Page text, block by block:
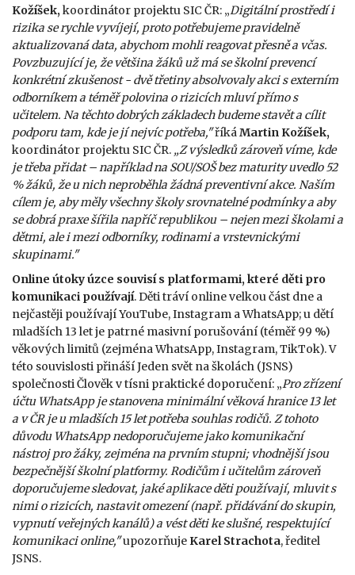
Kožíšek,koordinátor projektu SIC ČR: „Digitální prostředí i
rizika se rychle vyvíjejí, proto potřebujeme pravidelně
aktualizovaná data, abychom mohli reagovat přesně a včas.
Povzbuzující je, že většina žáků už má se školní prevencí
konkrétní zkušenost - dvě třetiny absolvovaly akci s externím
odborníkem a téměř polovina o rizicích mluví přímo s
učitelem. Na těchto dobrých základech budeme stavět a cílit
podporu tam, kde je jí nejvíc potřeba,"říkáMartin Kožíšek,
koordinátor projektu SIC ČR. „Z výsledků zároveň víme, kde
je třeba přidat–například na SOU/SOŠ bez maturity uvedlo 52
% žáků, že u nich neproběhla žádná preventivní akce. Naším
cílem je, aby měly všechny školy srovnatelné podmínky a aby
se dobrá praxe šířila napříč republikou–nejen mezi školami a
dětmi, ale i mezi odborníky, rodinami a vrstevnickými
skupinami."
Online útoky úzce souvisí s platformami, které děti pro
komunikaci používají. Děti tráví online velkou část dne a
nejčastěji používají YouTube, Instagram a WhatsApp; u dětí
mladších 13 let je patrné masivní porušování (téměř 99 %)
věkových limitů (zejména WhatsApp, Instagram, TikTok). V
této souvislosti přináší Jeden svět na školách (JSNS)
společnosti Člověk v tísni praktické doporučení: „Pro zřízení
účtu WhatsApp je stanovena minimální věková hranice 13 let
a v ČR je u mladších 15 let potřeba souhlas rodičů. Z tohoto
důvodu WhatsApp nedoporučujeme jako komunikační
nástroj pro žáky, zejména na prvním stupni; vhodnější jsou
bezpečnější školní platformy. Rodičům i učitelům zároveň
doporučujeme sledovat, jaké aplikace děti používají, mluvit s
nimi o rizicích, nastavit omezení (např. přidávání do skupin,
vypnutí veřejných kanálů) a vést děti ke slušné, respektující
komunikaci online,"upozorňuje Karel Strachota, ředitel
JSNS.